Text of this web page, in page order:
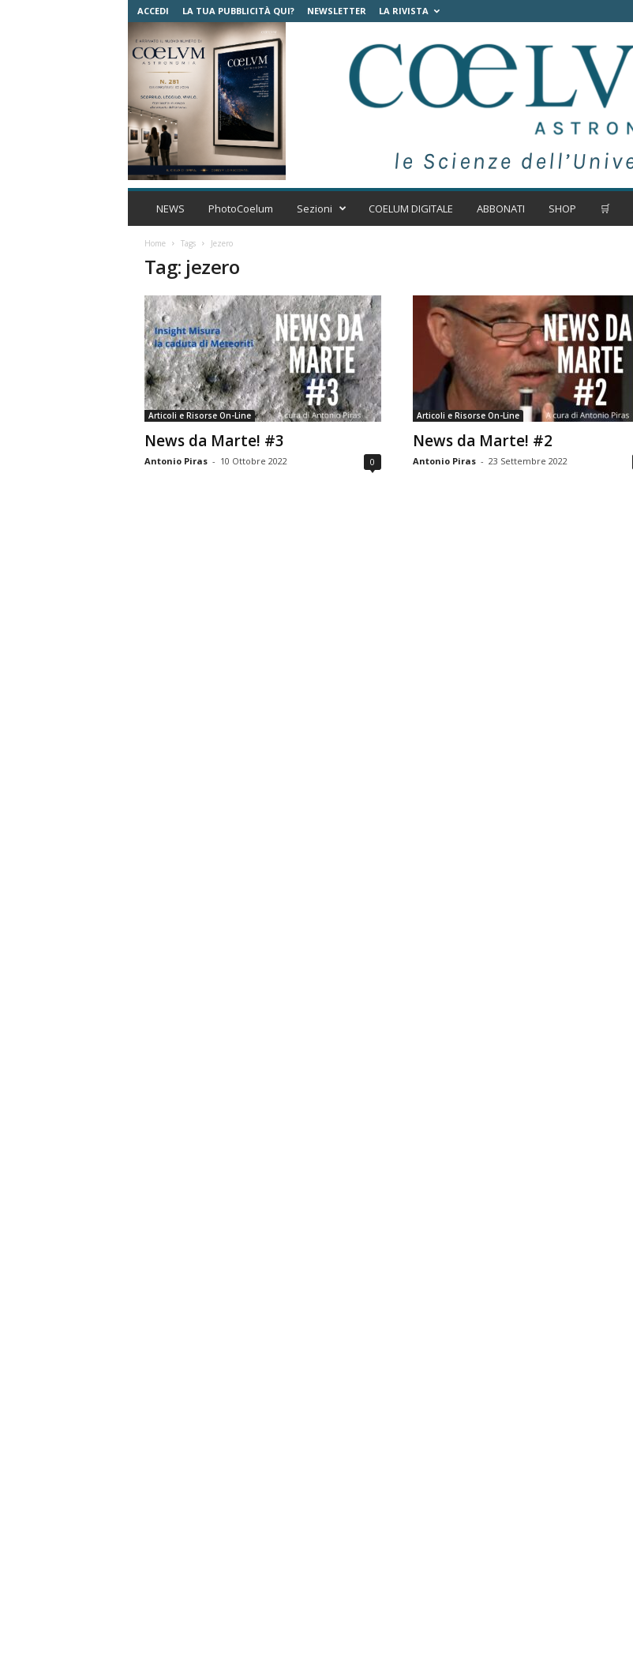
ACCEDI LA TUA PUBBLICITÀ QUI? NEWSLETTER LA RIVISTA
C
s
r
o
n
o
m
i
NEWS PhotoCoelum Sezioni COELUM DIGITALE ABBONATI SHOP 🛒
Home Tags Jezero
Tag: jezero
Articoli e Risorse On-Line
News da Marte! #3
Antonio Piras - 10 Ottobre 2022 0
Articoli e Risorse On-Line
News da Marte! #2
Antonio Piras - 23 Settembre 2022